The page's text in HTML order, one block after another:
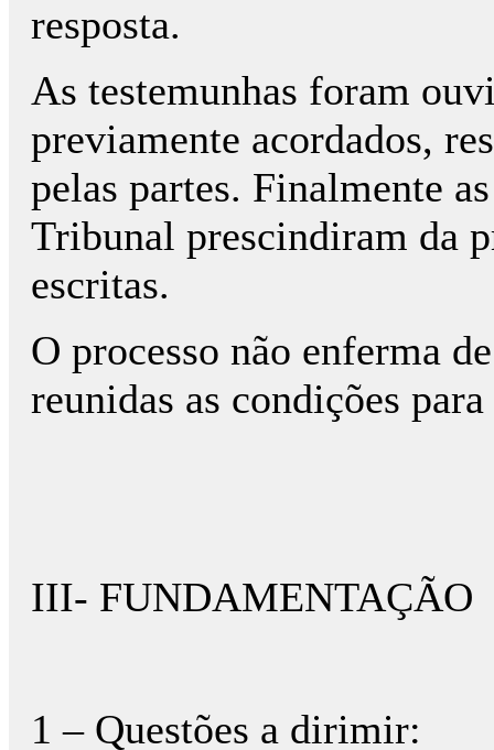
resposta.
As testemunhas foram
previamente acordados,
pelas partes. Finalmente
Tribunal prescindiram da
escritas.
O processo não enferma
reunidas as condições
III- FUNDAMENTAÇÃO
1 – Questões a dirimir: